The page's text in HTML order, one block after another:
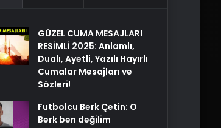
GÜZEL CUMA MESAJLARI
RESİMLİ 2025: Anlamlı,
Dualı, Ayetli, Yazılı Hayırlı
Cumalar Mesajları ve
Sözleri!
Futbolcu Berk Çetin: O
Berk ben değilim